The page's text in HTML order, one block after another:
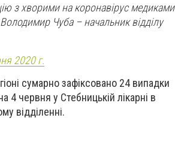
з хворими на коронавірус медиками
Чуба – начальник відділу
2020 г.
сумарно зафіксовано 24 випадки
4 червня у Стебницькій лікарні в
відділенні.